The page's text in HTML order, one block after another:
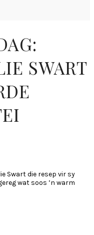
SWART
Swart die resep vir sy
wat soos ’n warm